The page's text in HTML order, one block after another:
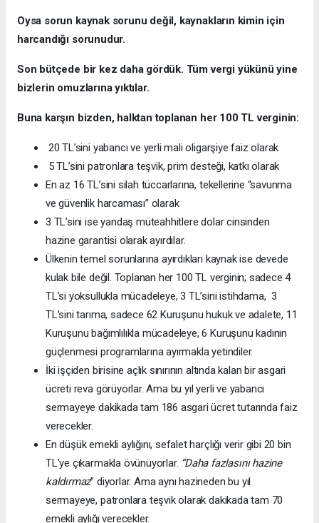
Oysa sorun kaynak sorunu değil, kaynakların kimin için
harcandığı sorunudur.
Son bütçede bir kez daha gördük. Tüm vergi yükünü yine
bizlerin omuzlarına yıktılar.
Buna karşın bizden, halktan toplanan her 100 TL verginin:
20 TL’sini yabancı ve yerli mali oligarşiye faiz olarak
5 TL’sini patronlara teşvik, prim desteği, katkı olarak
En az 16 TL’sini silah tüccarlarına, tekellerine “savunma
ve güvenlik harcaması” olarak
3 TL’sini ise yandaş müteahhitlere dolar cinsinden
hazine garantisi olarak ayırdılar.
Ülkenin temel sorunlarına ayırdıkları kaynak ise devede
kulak bile değil. Toplanan her 100 TL verginin; sadece 4
TL’si yoksullukla mücadeleye, 3 TL’sini istihdama, 3
TL’sini tarıma, sadece 62 Kuruşunu hukuk ve adalete, 11
Kuruşunu bağımlılıkla mücadeleye, 6 Kuruşunu kadının
güçlenmesi programlarına ayırmakla yetindiler.
İki işçiden birisine açlık sınırının altında kalan bir asgari
ücreti reva görüyorlar. Ama bu yıl yerli ve yabancı
sermayeye dakikada tam 186 asgari ücret tutarında faiz
verecekler.
En düşük emekli aylığını, sefalet harçlığı verir gibi 20 bin
TL’ye çıkarmakla övünüyorlar. “Daha fazlasını hazine
kaldırmaz” diyorlar. Ama aynı hazineden bu yıl
sermayeye, patronlara teşvik olarak dakikada tam 70
emekli aylığı verecekler.